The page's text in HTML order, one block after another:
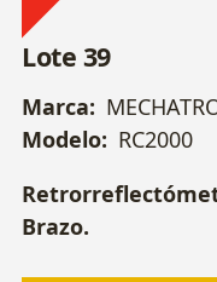
Lote 39
Marca:
Modelo: RC2000
Brazo.